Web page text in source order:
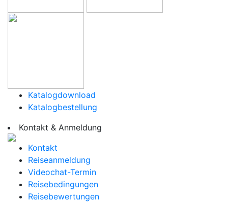
Katalogdownload
Katalogbestellung
Kontakt & Anmeldung
Kontakt
Reiseanmeldung
Videochat-Termin
Reisebedingungen
Reisebewertungen